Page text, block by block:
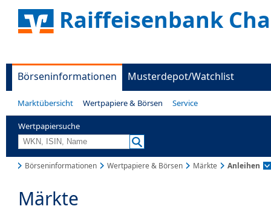
Raiffeisenbank
Börseninformationen Musterdepot/Watchlist
Marktübersicht Wertpapiere & Börsen Service
Wertpapiersuche
Börseninformationen Wertpapiere & Börsen Märkte Anleihen
Märkte